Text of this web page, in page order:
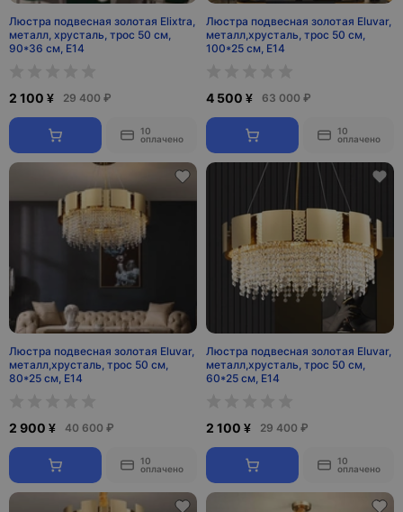
Люстра подвесная золотая Elixtra,
металл, хрусталь, трос 50 см,
90*36 см, Е14
2 100 ¥ 29 400 ₽
10
оплачено
Люстра подвесная золотая Eluvar,
металл,хрусталь, трос 50 см,
100*25 см, Е14
4 500 ¥ 63 000 ₽
10
оплачено
Люстра подвесная золотая Eluvar,
металл,хрусталь, трос 50 см,
80*25 см, Е14
2 900 ¥ 40 600 ₽
10
оплачено
Люстра подвесная золотая Eluvar,
металл,хрусталь, трос 50 см,
60*25 см, Е14
2 100 ¥ 29 400 ₽
10
оплачено